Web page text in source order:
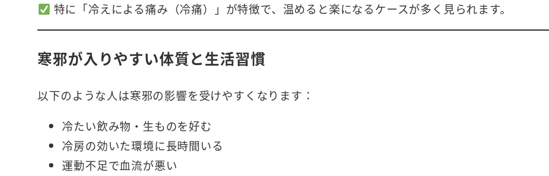
特に「冷えによる痛み（冷痛）」が特徴で、温めると楽になるケースが多く見られます。
寒邪が入りやすい体質と生活習慣
以下のような人は寒邪の影響を受けやすくなります：
冷たい飲み物・生ものを好む
冷房の効いた環境に長時間いる
運動不足で血流が悪い